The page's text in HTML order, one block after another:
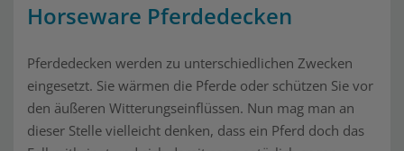
Horseware Pferdedecken
Pferdedecken werden zu unterschiedlichen Zwecken
eingesetzt. Sie wärmen die Pferde oder schützen Sie vor
den äußeren Witterungseinflüssen. Nun mag man an
dieser Stelle vielleicht denken, dass ein Pferd doch das